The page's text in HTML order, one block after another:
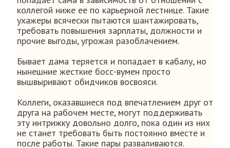
коллегой ниже ее по карьерной лестнице. Такие
ухажеры всячески пытаются шантажировать,
требовать повышения зарплаты, должности и
прочие выгоды, угрожая разоблачением.
Бывает дама теряется и попадает в кабалу, но
нынешние жесткие босс-вумен просто
вышвыривают обидчиков восвояси.
Коллеги, оказавшиеся под впечатлением друг от
друга на рабочем месте, могут поддерживать
эту интрижку довольно долго, пока один из них
не станет требовать быть постоянно вместе и
после работы. Такие пары разваливаются.